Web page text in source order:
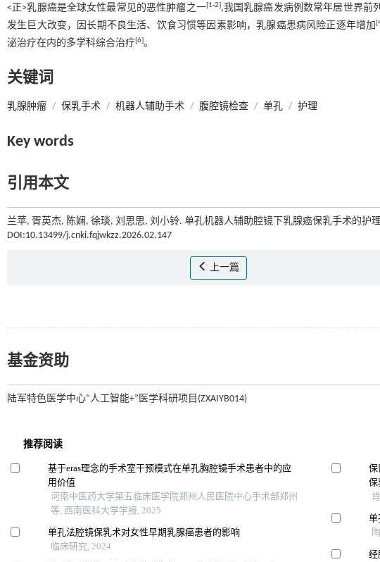
<正>乳腺癌是全球女性最常见的恶性肿瘤之一[1-2],我国乳腺癌发病例数常年居世界前
发生巨大改变，因长期不良生活、饮食习惯等因素影响，乳腺癌患病风险正逐年增加
泌治疗在内的多学科综合治疗[6]。
关键词
乳腺肿瘤 / 保乳手术 / 机器人辅助手术 / 腹腔镜检查 / 单孔 / 护理
Key words
引用本文
兰苹, 胥英杰, 陈娴, 徐琰, 刘思思, 刘小铃. 单孔机器人辅助腔镜下乳腺癌保乳手术的护
DOI:10.13499/j.cnki.fqjwkzz.2026.02.147
上一篇
基金资助
陆军特色医学中心“人工智能+”医学科研项目(ZXAIYB014)